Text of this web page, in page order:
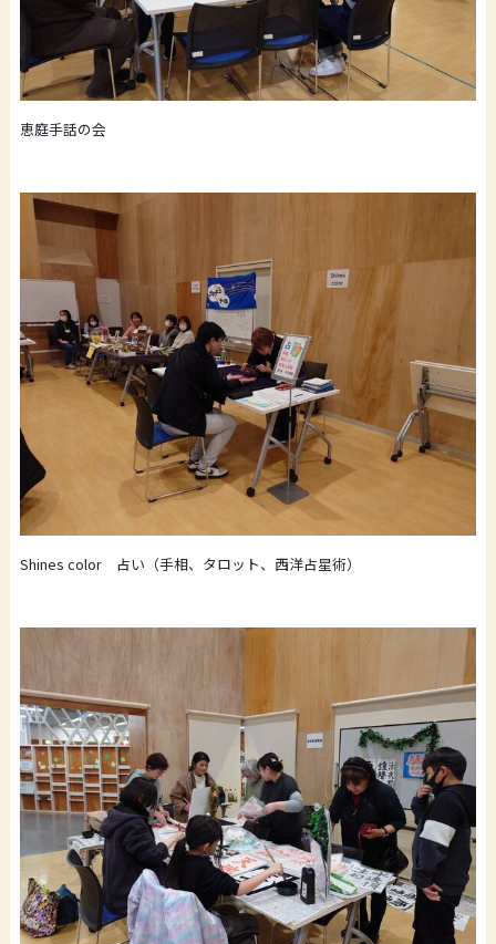
恵庭手話の会
Shines color 占い（手相、タロット、西洋占星術）